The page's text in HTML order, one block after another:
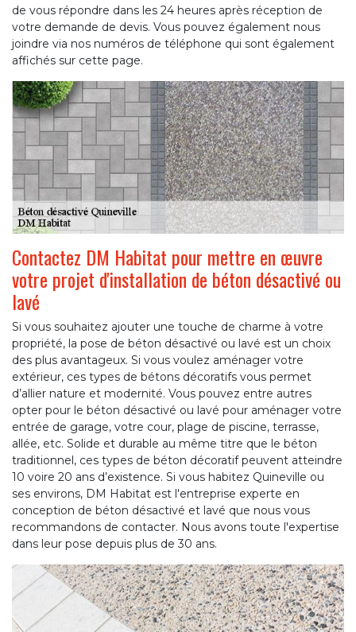
de vous répondre dans les 24 heures après réception de
votre demande de devis. Vous pouvez également nous
joindre via nos numéros de téléphone qui sont également
affichés sur cette page.
Contactez DM Habitat pour mettre en œuvre
votre projet d'installation de béton désactivé ou
lavé
Si vous souhaitez ajouter une touche de charme à votre
propriété, la pose de béton désactivé ou lavé est un choix
des plus avantageux. Si vous voulez aménager votre
extérieur, ces types de bétons décoratifs vous permet
d’allier nature et modernité. Vous pouvez entre autres
opter pour le béton désactivé ou lavé pour aménager votre
entrée de garage, votre cour, plage de piscine, terrasse,
allée, etc. Solide et durable au même titre que le béton
traditionnel, ces types de béton décoratif peuvent atteindre
10 voire 20 ans d’existence. Si vous habitez Quineville ou
ses environs, DM Habitat est l'entreprise experte en
conception de béton désactivé et lavé que nous vous
recommandons de contacter. Nous avons toute l'expertise
dans leur pose depuis plus de 30 ans.